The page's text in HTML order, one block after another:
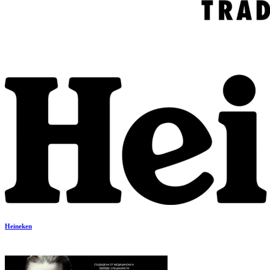
Heineken